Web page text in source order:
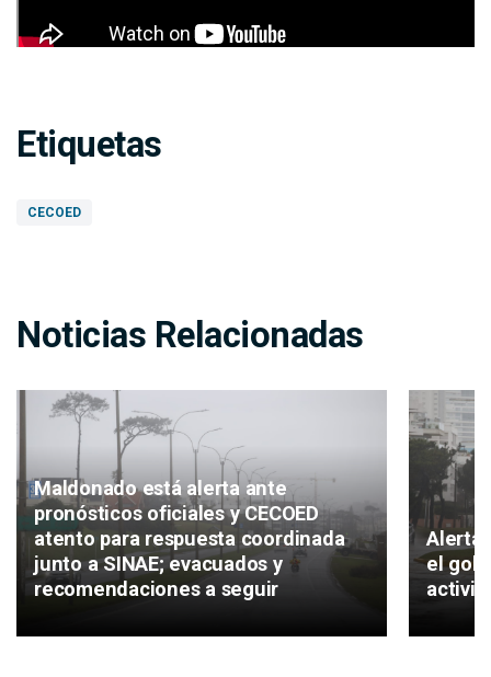
Etiquetas
CECOED
Noticias Relacionadas
Maldonado está alerta ante
pronósticos oficiales y CECOED
atento para respuesta coordinada
junto a SINAE; evacuados y
recomendaciones a seguir
Alerta
el